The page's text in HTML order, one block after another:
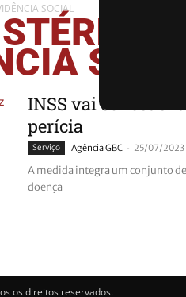
SOCIAL
INSS vai conceder
perícia
Serviço Agência GBC - 25/07/2023
A medida integra um conjunto
doença
os direitos reservados.